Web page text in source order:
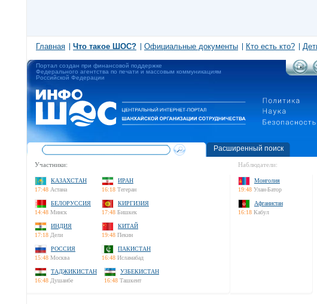
Главная Что такое ШОС? Официальные документы Кто есть кто?
Портал создан при финансовой поддержке
Федерального агентства по печати и массовым коммуникациям
Российской Федерации
Расширенный поиск
Участники:
КАЗАХСТАН
17:48 Астана
ИРАН
16:18 Тегеран
БЕЛОРУССИЯ
14:48 Минск
КИРГИЗИЯ
17:48 Бишкек
ИНДИЯ
17:18 Дели
КИТАЙ
19:48 Пекин
РОССИЯ
15:48 Москва
ПАКИСТАН
16:48 Исламабад
ТАДЖИКИСТАН
16:48 Душанбе
УЗБЕКИСТАН
16:48 Ташкент
Наблюдатели:
Монголия
19:48 Улан-Батор
Афганистан
16:18 Кабул